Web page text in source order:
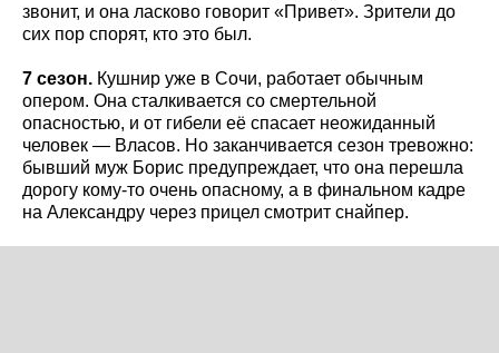
звонит, и она ласково говорит «Привет». Зрители до
сих пор спорят, кто это был.
7 сезон. Кушнир уже в Сочи, работает обычным
опером. Она сталкивается со смертельной
опасностью, и от гибели её спасает неожиданный
человек — Власов. Но заканчивается сезон тревожно:
бывший муж Борис предупреждает, что она перешла
дорогу кому-то очень опасному, а в финальном кадре
на Александру через прицел смотрит снайпер.